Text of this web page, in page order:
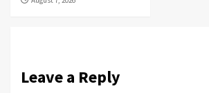
Leave a Reply